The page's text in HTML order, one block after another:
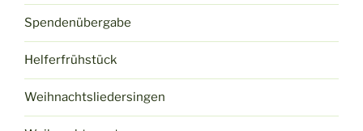
Spendenübergabe
Helferfrühstück
Weihnachtsliedersingen